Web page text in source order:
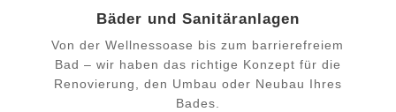
Bäder und Sanitäranlagen
Von der Wellnessoase bis zum barrierefreiem
Bad – wir haben das richtige Konzept für die
Renovierung, den Umbau oder Neubau Ihres
Bades.